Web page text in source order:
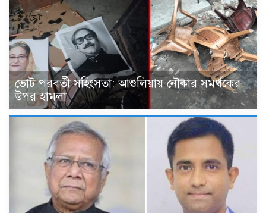
ভোট পরবর্তী সহিংসতা: আশুলিয়ায় নৌকার সমর্থকের
উপর হামলা